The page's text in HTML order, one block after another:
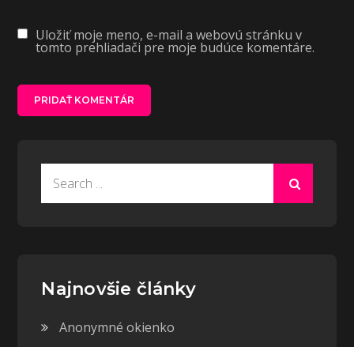
Uložiť moje meno, e-mail a webovú stránku v
tomto prehliadači pre moje budúce komentáre.
Search
Najnovšie články
Anonymné okienko